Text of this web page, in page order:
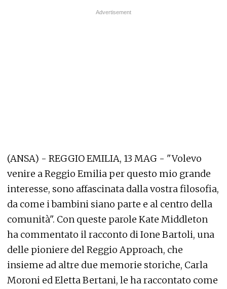
(ANSA) - REGGIO EMILIA, 13 MAG - "Volevo
venire a Reggio Emilia per questo mio grande
interesse, sono affascinata dalla vostra filosofia,
da come i bambini siano parte e al centro della
comunità". Con queste parole Kate Middleton
ha commentato il racconto di Ione Bartoli, una
delle pioniere del Reggio Approach, che
insieme ad altre due memorie storiche, Carla
Moroni ed Eletta Bertani, le ha raccontato come